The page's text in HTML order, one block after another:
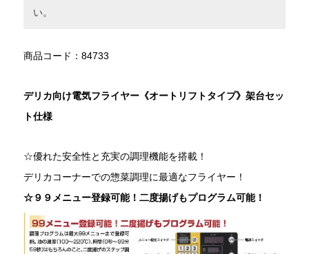
い。
商品コード：84733
デリカ向け電気フライヤー《オートリフトタイプ》架台セッ
ト仕様
☆優れた安全性と充実の調理機能を搭載！
デリカコーナーでの惣菜調理に最適なフライヤー！
☆９９メニュー登録可能！二度揚げもプログラム可能！